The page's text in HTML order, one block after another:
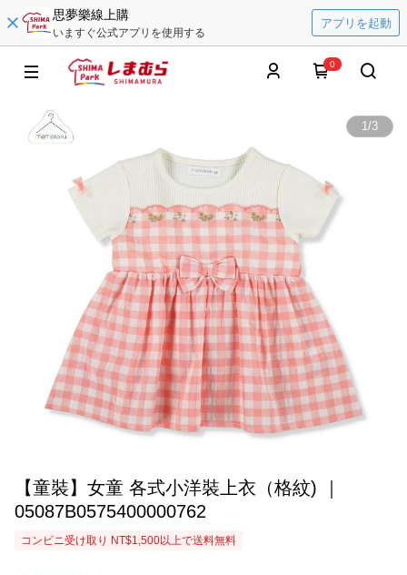
思夢樂線上購
いますぐ公式アプリを使用する
アプリを起動
0
1/3
【童裝】女童 各式小洋裝上衣（格紋) ｜
05087B0575400000762
コンビニ受け取り NT$1,500以上で送料無料